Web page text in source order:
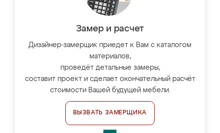
Замер и расчет
Дизайнер-замерщик приедет к Вам с каталогом
материалов,
проведёт детальные замеры,
составит проект и сделает окончательный расчёт
стоимости Вашей будущей мебели.
ВЫЗВАТЬ ЗАМЕРЩИКА